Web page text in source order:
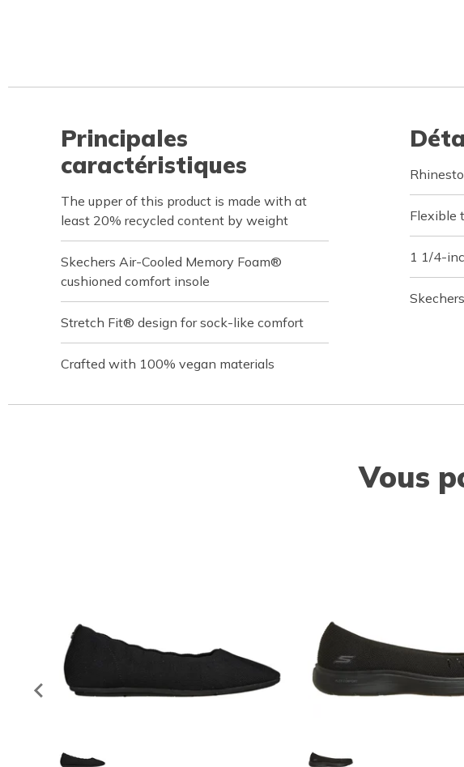
Principales
caractéristiques
The upper of this product is made with at
least 20% recycled content by weight
Skechers Air-Cooled Memory Foam®
cushioned comfort insole
Stretch Fit® design for sock-like comfort
Crafted with 100% vegan materials
Flexible
1 1/4-
Vous